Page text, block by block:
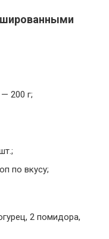
200 г;
по вкусу;
2 помидора,